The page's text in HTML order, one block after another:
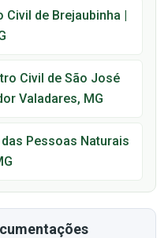
de Brejaubinha |
Civil de São José
Valadares, MG
Pessoas Naturais